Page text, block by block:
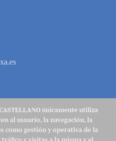
únicamente utiliza
al usuario, la navegación, la
como gestión y operativa de la